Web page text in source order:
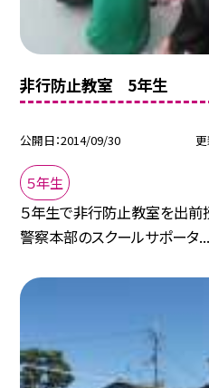
非行防止教室 5年生
公開日 2014/09/30
５年生
５年生で非行防止教室を出前
警察本部のスクールサポータ...